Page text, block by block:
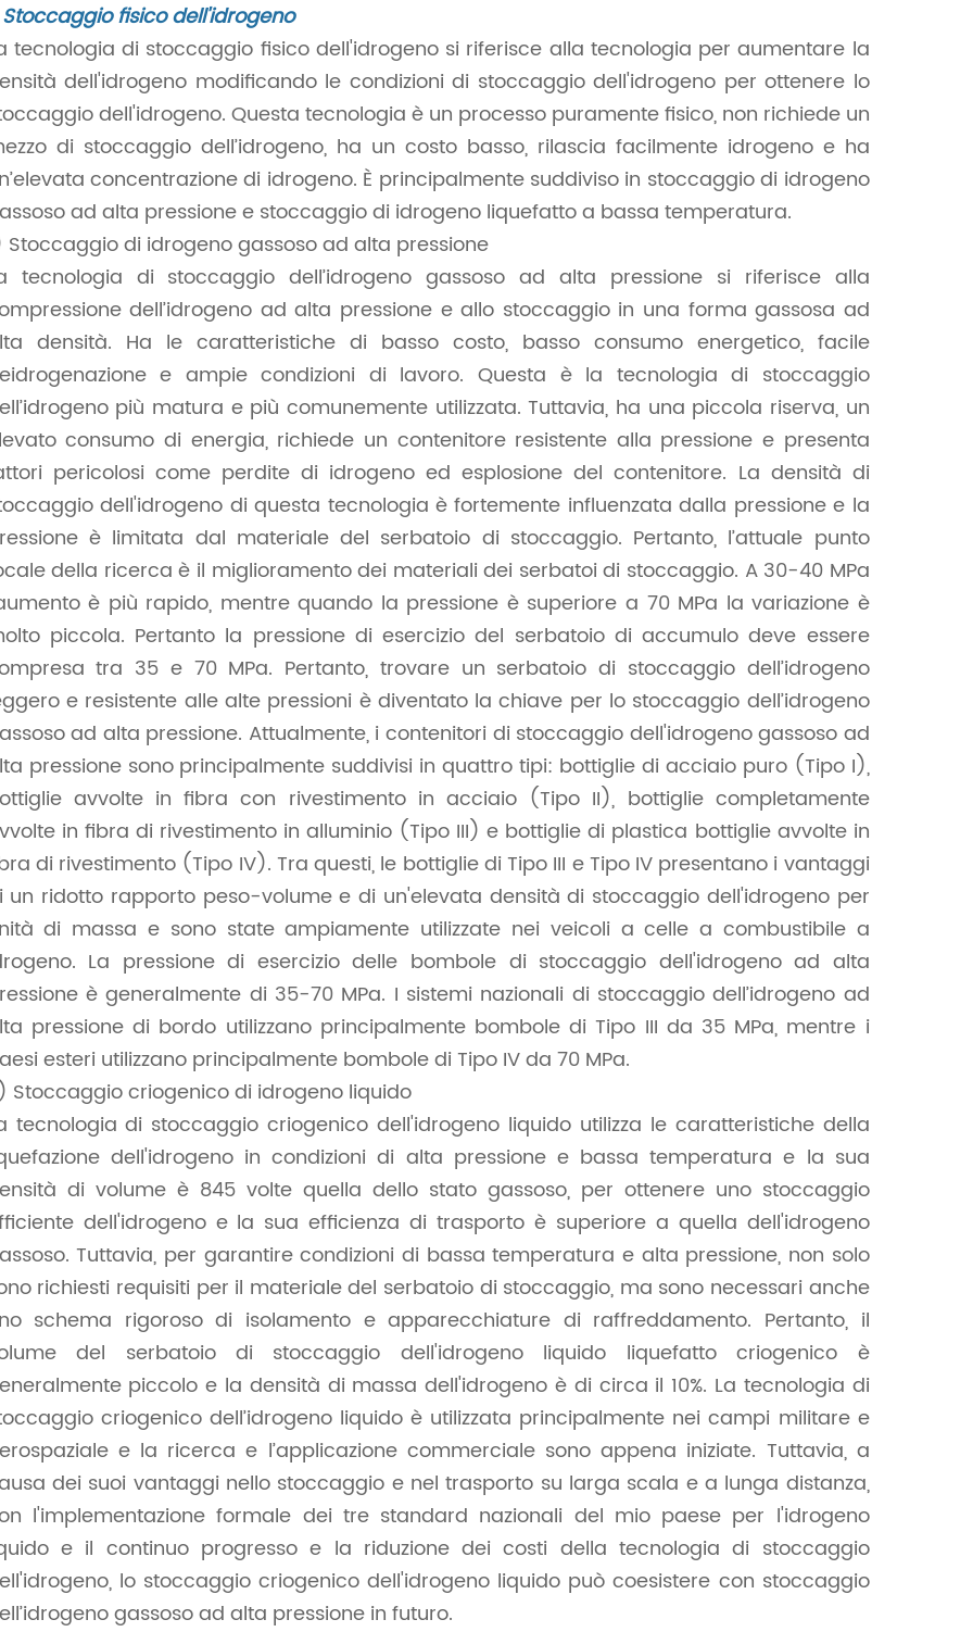
Stoccaggio fisico dell'idrogeno
tecnologia di stoccaggio fisico dell'idrogeno si riferisce alla tecnologia per aumentare la
dell'idrogeno modificando le condizioni di stoccaggio dell'idrogeno per ottenere lo
dell'idrogeno. Questa tecnologia è un processo puramente fisico, non richiede un
di stoccaggio dell’idrogeno, ha un costo basso, rilascia facilmente idrogeno e ha
concentrazione di idrogeno. È principalmente suddiviso in stoccaggio di idrogeno
ad alta pressione e stoccaggio di idrogeno liquefatto a bassa temperatura.
Stoccaggio di idrogeno gassoso ad alta pressione
tecnologia di stoccaggio dell’idrogeno gassoso ad alta pressione si riferisce alla
dell’idrogeno ad alta pressione e allo stoccaggio in una forma gassosa ad
densità. Ha le caratteristiche di basso costo, basso consumo energetico, facile
e ampie condizioni di lavoro. Questa è la tecnologia di stoccaggio
più matura e più comunemente utilizzata. Tuttavia, ha una piccola riserva, un
consumo di energia, richiede un contenitore resistente alla pressione e presenta
pericolosi come perdite di idrogeno ed esplosione del contenitore. La densità di
dell'idrogeno di questa tecnologia è fortemente influenzata dalla pressione e la
è limitata dal materiale del serbatoio di stoccaggio. Pertanto, l’attuale punto
della ricerca è il miglioramento dei materiali dei serbatoi di stoccaggio. A 30-40 MPa
è più rapido, mentre quando la pressione è superiore a 70 MPa la variazione è
piccola. Pertanto la pressione di esercizio del serbatoio di accumulo deve essere
tra 35 e 70 MPa. Pertanto, trovare un serbatoio di stoccaggio dell’idrogeno
e resistente alle alte pressioni è diventato la chiave per lo stoccaggio dell’idrogeno
ad alta pressione. Attualmente, i contenitori di stoccaggio dell'idrogeno gassoso ad
pressione sono principalmente suddivisi in quattro tipi: bottiglie di acciaio puro (Tipo I),
avvolte in fibra con rivestimento in acciaio (Tipo II), bottiglie completamente
in fibra di rivestimento in alluminio (Tipo III) e bottiglie di plastica bottiglie avvolte in
di rivestimento (Tipo IV). Tra questi, le bottiglie di Tipo III e Tipo IV presentano i vantaggi
un ridotto rapporto peso-volume e di un'elevata densità di stoccaggio dell'idrogeno per
di massa e sono state ampiamente utilizzate nei veicoli a celle a combustibile a
La pressione di esercizio delle bombole di stoccaggio dell'idrogeno ad alta
è generalmente di 35-70 MPa. I sistemi nazionali di stoccaggio dell’idrogeno ad
pressione di bordo utilizzano principalmente bombole di Tipo III da 35 MPa, mentre i
esteri utilizzano principalmente bombole di Tipo IV da 70 MPa.
Stoccaggio criogenico di idrogeno liquido
tecnologia di stoccaggio criogenico dell'idrogeno liquido utilizza le caratteristiche della
dell'idrogeno in condizioni di alta pressione e bassa temperatura e la sua
di volume è 845 volte quella dello stato gassoso, per ottenere uno stoccaggio
dell'idrogeno e la sua efficienza di trasporto è superiore a quella dell'idrogeno
Tuttavia, per garantire condizioni di bassa temperatura e alta pressione, non solo
richiesti requisiti per il materiale del serbatoio di stoccaggio, ma sono necessari anche
schema rigoroso di isolamento e apparecchiature di raffreddamento. Pertanto, il
del serbatoio di stoccaggio dell'idrogeno liquido liquefatto criogenico è
piccolo e la densità di massa dell'idrogeno è di circa il 10%. La tecnologia di
criogenico dell’idrogeno liquido è utilizzata principalmente nei campi militare e
e la ricerca e l’applicazione commerciale sono appena iniziate. Tuttavia, a
dei suoi vantaggi nello stoccaggio e nel trasporto su larga scala e a lunga distanza,
l'implementazione formale dei tre standard nazionali del mio paese per l'idrogeno
e il continuo progresso e la riduzione dei costi della tecnologia di stoccaggio
lo stoccaggio criogenico dell'idrogeno liquido può coesistere con stoccaggio
gassoso ad alta pressione in futuro.